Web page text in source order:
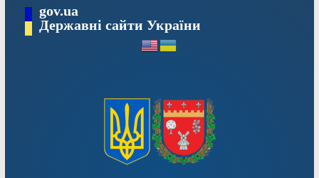
Перейтиgov.ua
Державні сайти України